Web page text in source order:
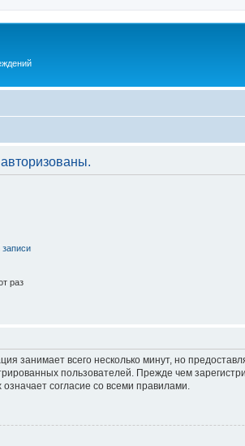
раз
занимает всего несколько минут, но
пользователей. Прежде чем
согласие со всеми правилами.